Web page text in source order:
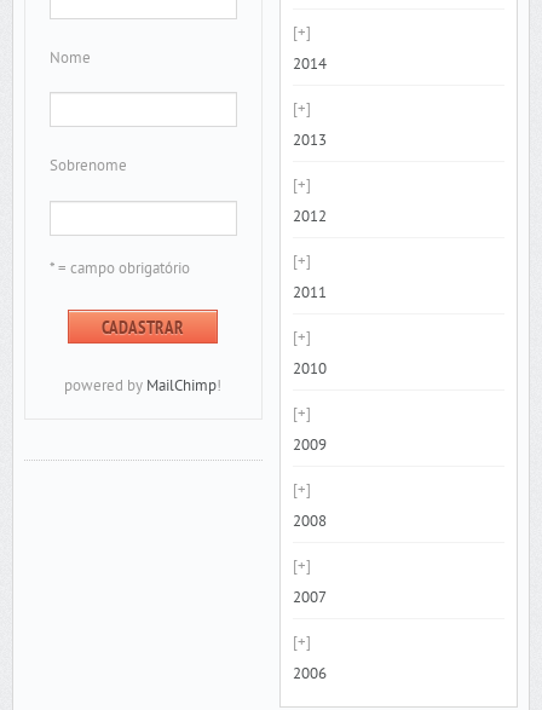
Nome
Sobrenome
* = campo obrigatório
powered by MailChimp!
2014
2013
2012
2011
2010
2009
2008
2007
2006